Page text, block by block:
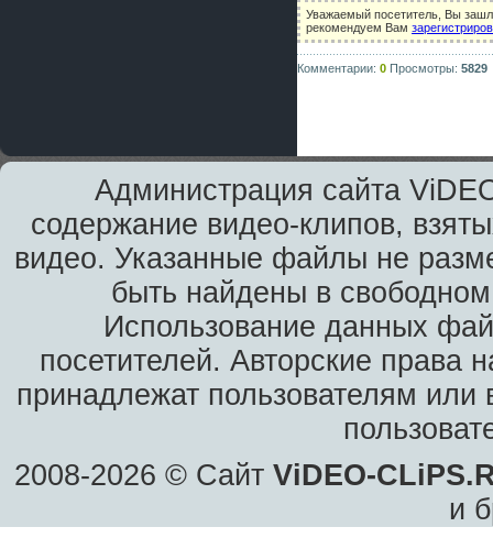
Уважаемый посетитель, Вы
рекомендуем Вам
Комментарии: 0 Просмотры: 5829
Администрация сайта
содержание видео-клипов,
видео. Указанные файлы не
быть найдены в
Использование данных
посетителей. Авторские права
принадлежат пользователям или
2008-2026 © Сайт ViDEO-
и